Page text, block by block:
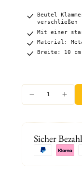
Beutel
verschließen
Mit einer
Material:
Breite: 10 cm
Sicher